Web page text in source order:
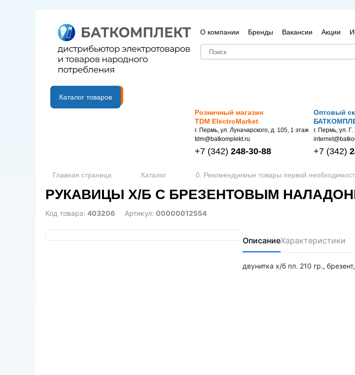
О компании Бренды Вакансии Акции
B2B портал
Каталог товаров
Розничный магазин
TDM ElectroMarket
г. Пермь, ул. Луначарского, д. 105, 1 этаж
tdm@batkomplekt.ru
+7 (342) 248-30-88
Оптовый
г. Пермь, ул.
+7 (342)
Главная страница Каталог 0. Рекомендуемые товары первой
РУКАВИЦЫ Х/Б С БРЕЗЕНТОВЫМ
Код товара: 403206 Артикул: 00000012554
ОписаниеХарактеристики
двунитка х/б пл. 210 гр.,